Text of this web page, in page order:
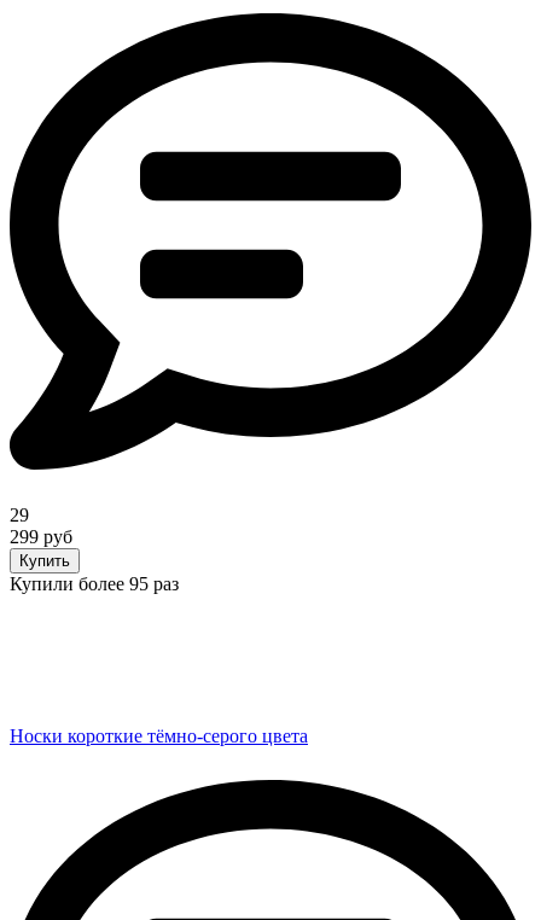
29
299 руб
Купить
Купили более 95 раз
Носки короткие тёмно-серого цвета